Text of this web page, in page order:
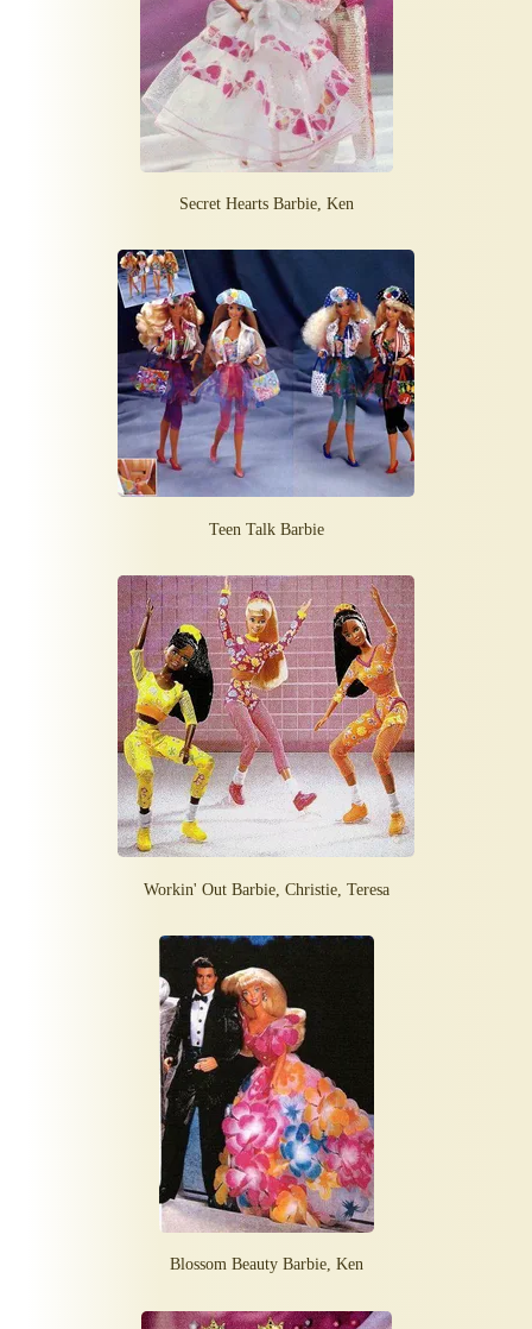
Secret Hearts Barbie, Ken
Teen Talk Barbie
Workin' Out Barbie, Christie, Teresa
Blossom Beauty Barbie, Ken